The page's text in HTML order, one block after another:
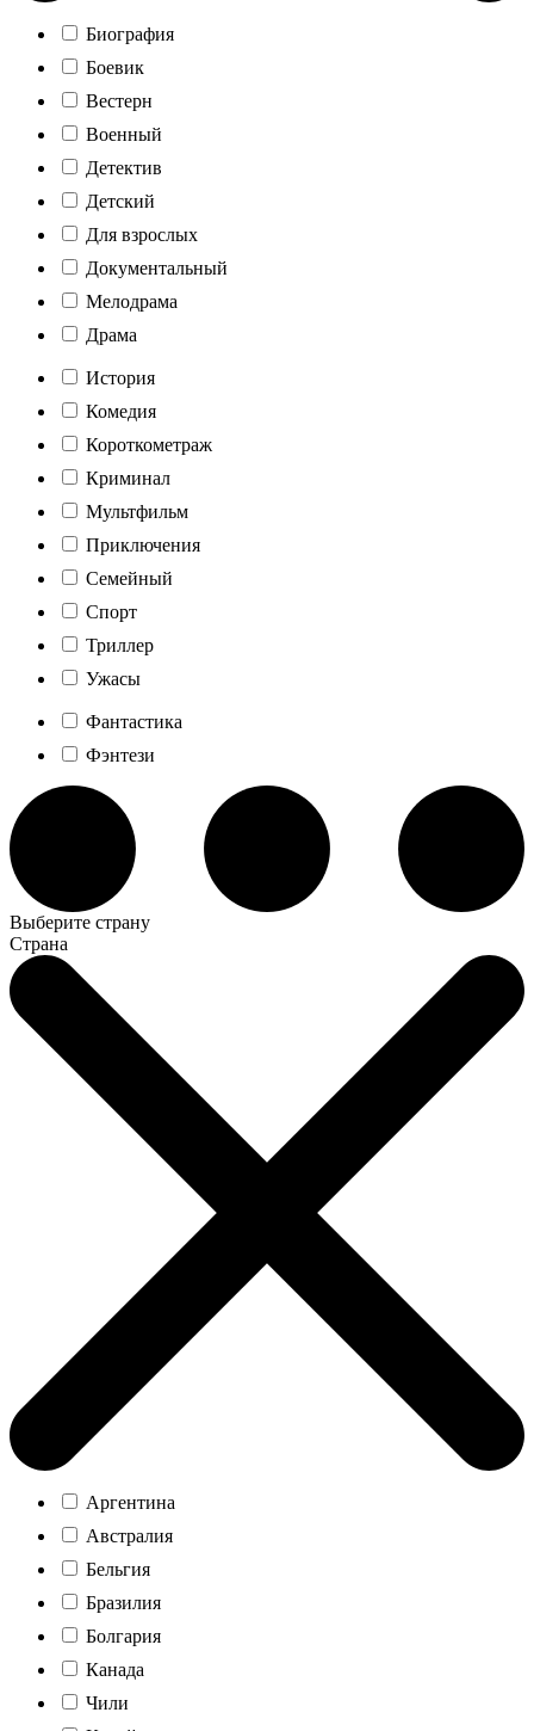
Биография
Боевик
Вестерн
Военный
Детектив
Детский
Для взрослых
Документальный
Мелодрама
Драма
История
Комедия
Короткометраж
Криминал
Мультфильм
Приключения
Семейный
Спорт
Триллер
Ужасы
Фантастика
Фэнтези
Выберите страну
Страна
Аргентина
Австралия
Бельгия
Бразилия
Болгария
Канада
Чили